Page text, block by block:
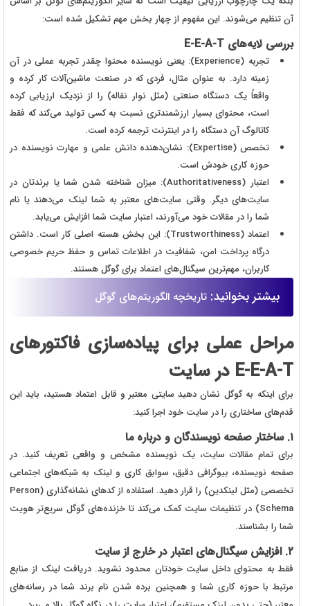
آن تنظیم می‌شوند. این مفهوم از چهار بخش مهم تشکیل شده است:
بررسی لایه‌های E-E-A-T
تجربه (Experience): یعنی نویسنده محتوا چقدر تجربه عملی در آن
زمینه دارد. به عنوان مثال، فردی که در صنعت ماشین‌آلات کار کرده و
واقعاً یک دستگاه صنعتی (مثل نوار نقاله) را از نزدیک ارزیابی کرده
است، محتوای بسیار ارزشمندتری نسبت به کسی تولید می‌کند که فقط
کاتالوگ آن دستگاه را در اینترنت ترجمه کرده است.
تخصص (Expertise): نشان‌دهنده دانش علمی و مهارت نویسنده در
حوزه کاری خودش است.
اعتبار (Authoritativeness): میزان شناخته شدن شما یا برندتان در
سایت‌های دیگر. وقتی سایت‌های معتبر به شما لینک می‌دهند یا نام
شما را در مقالات خود می‌آورند، اعتبار سایت شما افزایش می‌یابد.
اعتماد (Trustworthiness): این بخش هسته اصلی کار است. داشتن
درگاه پرداخت امن، شفافیت در اطلاعات تماس و حفظ حریم خصوصی
کاربران، مهم‌ترین سیگنال‌های اعتماد برای گوگل هستند.
بیشتر بخوانید: تاریخچه الگوریتم‌های گوگل
مراحل عملی برای پیاده‌سازی فاکتورهای
E-E-A-T در سایت
برای اینکه به گوگل نشان دهید سایتی معتبر و قابل اعتماد هستید، باید این
قدم‌های ساختاری را در سایت خود اجرا کنید:
۱. ساختار صفحه نویسندگان و درباره ما
برای تمام مقالات سایت، یک نویسنده مشخص و واقعی تعریف کنید. در
صفحه نویسنده، بیوگرافی دقیق، سوابق کاری و لینک به شبکه‌های اجتماعی
تخصصی (مثل لینکدین) را قرار دهید. استفاده از کدهای نشانه‌گذاری (Person
Schema) در تنظیمات سایت کمک می‌کند تا خزنده‌های گوگل سریع‌تر هویت
شما را بشناسند.
۲. افزایش سیگنال‌های اعتبار در خارج از سایت
فقط به محتوای داخل سایت خودتان محدود نشوید. دریافت لینک از منابع
مرتبط با حوزه کاری شما و همچنین برده شدن نام برند شما در رسانه‌های